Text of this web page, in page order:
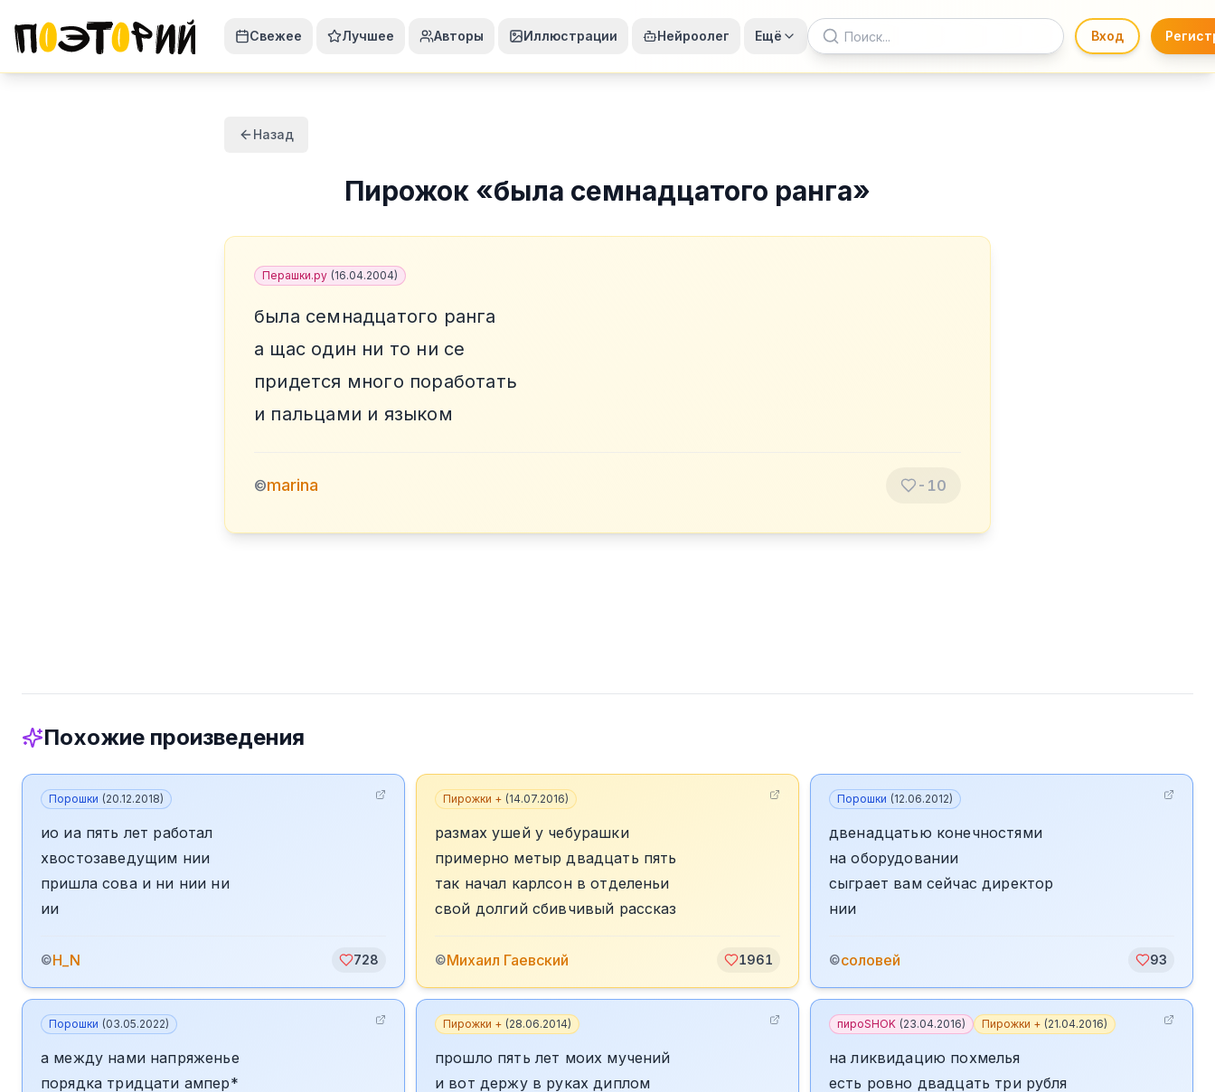
Свежее Лучшее Авторы Иллюстрации Нейроолег Ещё Вход
Назад
Пирожок «была семнадцатого ранга»
Перашки.ру (16.04.2004)
была семнадцатого ранга
а щас один ни то ни се
придется много поработать
и пальцами и языком
©marina -10
Похожие произведения
Порошки (20.12.2018)
ио иа пять лет работал
хвостозаведущим нии
пришла сова и ни нии ни
ии
©H_N 728
Пирожки + (14.07.2016)
размах ушей у чебурашки
примерно метыр двадцать пять
так начал карлсон в отделеньи
свой долгий сбивчивый рассказ
©Михаил Гаевский 1961
Порошки (12.06.2012)
двенадцатью конечностями
на оборудовании
сыграет вам сейчас директор
нии
©соловей 93
Порошки (03.05.2022)
а между нами напряженье
порядка тридцати ампер*
Пирожки + (28.06.2014)
прошло пять лет моих мучений
и вот держу в руках диплом
пироSHOK (23.04.2016) Пирожки + (21.04.2016)
на ликвидацию похмелья
есть ровно двадцать три рубля